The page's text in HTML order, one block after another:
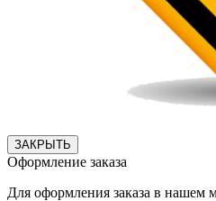
ЗАКРЫТЬ
Оформление заказа
Для оформления заказа в нашем